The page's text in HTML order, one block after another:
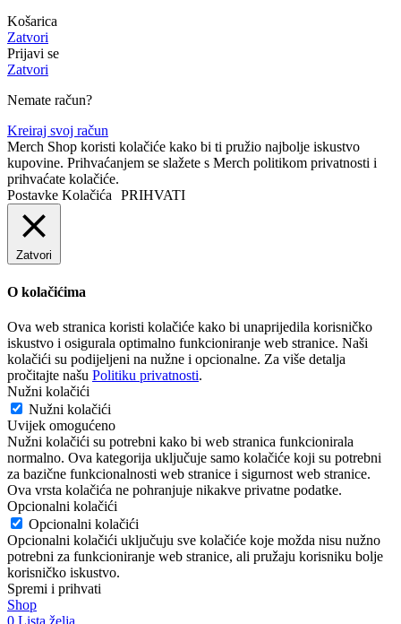
Košarica
Zatvori
Prijavi se
Zatvori
Nemate račun?
Kreiraj svoj račun
Merch Shop koristi kolačiće kako bi ti pružio najbolje iskustvo
kupovine. Prihvaćanjem se slažete s Merch politikom privatnosti i
prihvaćate kolačiće.
Postavke Kolačića PRIHVATI
Zatvori
O kolačićima
Ova web stranica koristi kolačiće kako bi unaprijedila korisničko
iskustvo i osigurala optimalno funkcioniranje web stranice. Naši
kolačići su podijeljeni na nužne i opcionalne. Za više detalja
pročitajte našu Politiku privatnosti.
Nužni kolačići
Nužni kolačići
Uvijek omogućeno
Nužni kolačići su potrebni kako bi web stranica funkcionirala
normalno. Ova kategorija uključuje samo kolačiće koji su potrebni
za bazične funkcionalnosti web stranice i sigurnost web stranice.
Ova vrsta kolačića ne pohranjuje nikakve privatne podatke.
Opcionalni kolačići
Opcionalni kolačići
Opcionalni kolačići uključuju sve kolačiće koje možda nisu nužno
potrebni za funkcioniranje web stranice, ali pružaju korisniku bolje
korisničko iskustvo.
Spremi i prihvati
Shop
0 Lista želja